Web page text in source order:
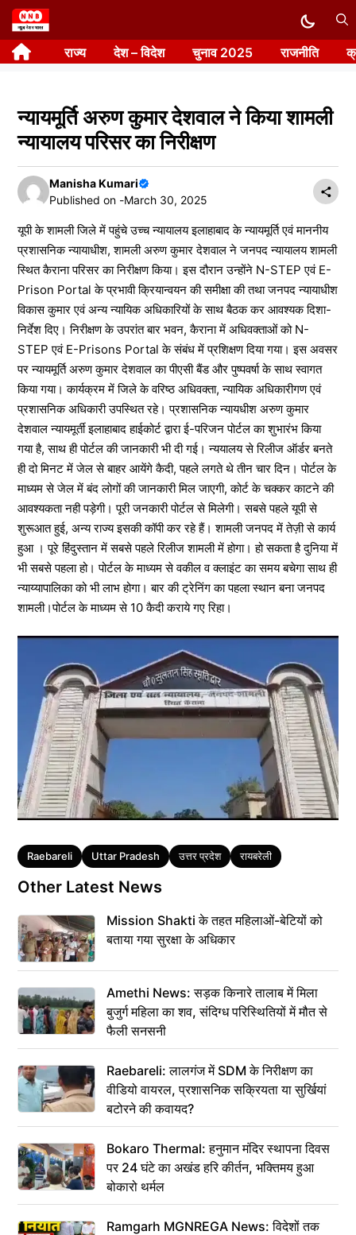
Skip
to
content राज्य देश – विदेश चुनाव 2025 राजनीति
न्यायमूर्ति अरुण कुमार देशवाल ने किया शामली
न्यायालय परिसर का निरीक्षण
Manisha Kumari
Published on -March 30, 2025
यूपी के शामली जिले में पहुंचे उच्च न्यायालय इलाहाबाद के न्यायमूर्ति एवं माननीय
प्रशासनिक न्यायाधीश, शामली अरुण कुमार देशवाल ने जनपद न्यायालय शामली
स्थित कैराना परिसर का निरीक्षण किया। इस दौरान उन्होंने N-STEP एवं E-
Prison Portal के प्रभावी क्रियान्वयन की समीक्षा की तथा जनपद न्यायाधीश
विकास कुमार एवं अन्य न्यायिक अधिकारियों के साथ बैठक कर आवश्यक दिशा-
निर्देश दिए। निरीक्षण के उपरांत बार भवन, कैराना में अधिवक्ताओं को N-
STEP एवं E-Prisons Portal के संबंध में प्रशिक्षण दिया गया। इस अवसर
पर न्यायमूर्ति अरुण कुमार देशवाल का पीएसी बैंड और पुष्पवर्षा के साथ स्वागत
किया गया। कार्यक्रम में जिले के वरिष्ठ अधिवक्ता, न्यायिक अधिकारीगण एवं
प्रशासनिक अधिकारी उपस्थित रहे। प्रशासनिक न्यायधीश अरुण कुमार
देशवाल न्यायमूर्ती इलाहाबाद हाईकोर्ट द्वारा ई-परिजन पोर्टल का शुभारंभ किया
गया है, साथ ही पोर्टल की जानकारी भी दी गई। न्ययालय से रिलीज ऑर्डर बनते
ही दो मिनट में जेल से बाहर आयेंगे कैदी, पहले लगते थे तीन चार दिन। पोर्टल के
माध्यम से जेल में बंद लोगों की जानकारी मिल जाएगी, कोर्ट के चक्कर काटने की
आवश्यकता नही पड़ेगी। पूरी जनकारी पोर्टल से मिलेगी। सबसे पहले यूपी से
शुरूआत हुई, अन्य राज्य इसकी कॉपी कर रहे हैं। शामली जनपद में तेज़ी से कार्य
हुआ । पूरे हिंदुस्तान में सबसे पहले रिलीज शामली में होगा। हो सकता है दुनिया में
भी सबसे पहला हो। पोर्टल के माध्यम से वकील व क्लाइंट का समय बचेगा साथ ही
न्याय्यापालिका को भी लाभ होगा। बार की ट्रेनिंग का पहला स्थान बना जनपद
शामली।पोर्टल के माध्यम से 10 कैदी कराये गए रिहा।
Tags
Raebareli Uttar Pradesh उत्तर प्रदेश रायबरेली
Other Latest News
Mission Shakti के तहत महिलाओं-बेटियों को
बताया गया सुरक्षा के अधिकार
Amethi News: सड़क किनारे तालाब में मिला
बुजुर्ग महिला का शव, संदिग्ध परिस्थितियों में मौत से
फैली सनसनी
Raebareli: लालगंज में SDM के निरीक्षण का
वीडियो वायरल, प्रशासनिक सक्रियता या सुर्खियां
बटोरने की कवायद?
Bokaro Thermal: हनुमान मंदिर स्थापना दिवस
पर 24 घंटे का अखंड हरि कीर्तन, भक्तिमय हुआ
बोकारो थर्मल
Ramgarh MGNREGA News: विदेशों तक